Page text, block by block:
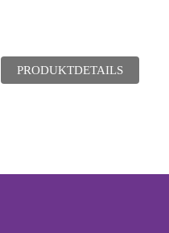
PRODUKTDETAILS